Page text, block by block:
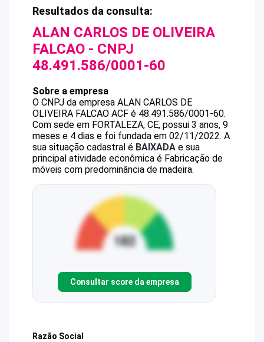
Resultados da consulta:
ALAN CARLOS DE OLIVEIRA
FALCAO - CNPJ
48.491.586/0001-60
Sobre a empresa
O CNPJ da empresa ALAN CARLOS DE
OLIVEIRA FALCAO ACF é 48.491.586/0001-60.
Com sede em FORTALEZA, CE, possui 3 anos, 9
meses e 4 dias e foi fundada em 02/11/2022. A
sua situação cadastral é BAIXADA e sua
principal atividade econômica é Fabricação de
móveis com predominância de madeira.
Consultar score da empresa
Razão Social